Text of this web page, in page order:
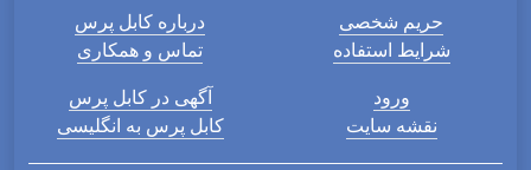
درباره کابل پرس
تماس و همکاری
حریم شخصی
شرایط استفاده
آگهی در کابل پرس
کابل پرس به انگلیسی
ورود
نقشه سایت